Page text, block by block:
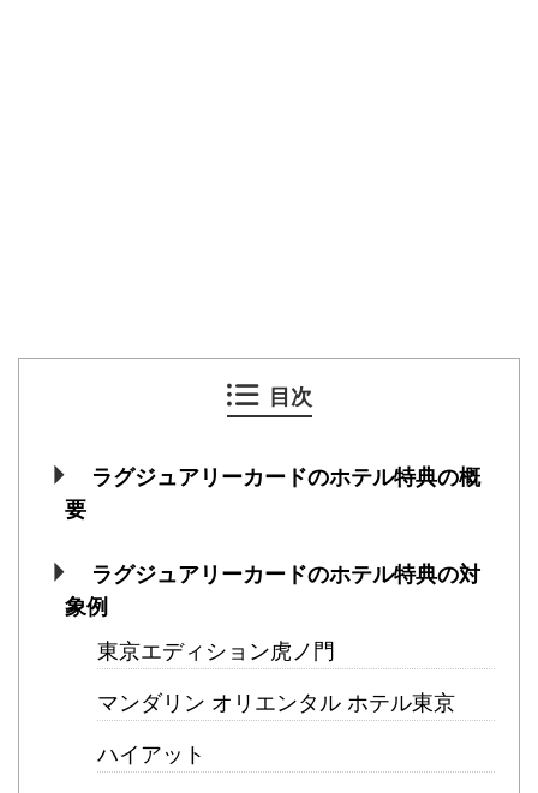
目次
ラグジュアリーカードのホテル特典の概
要
ラグジュアリーカードのホテル特典の対
象例
東京エディション虎ノ門
マンダリン オリエンタル ホテル東京
ハイアット